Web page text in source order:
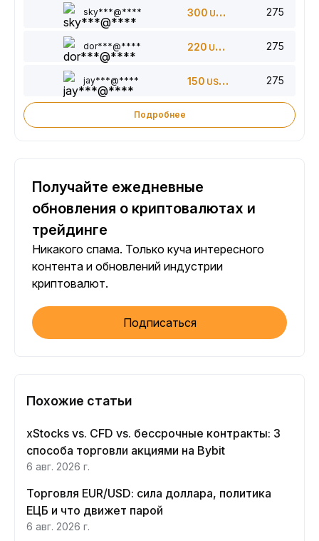
sky***@**** 300 USDT 275
dor***@**** 220 USDT 275
jay***@**** 150 USDT 275
Подробнее
Получайте ежедневные
обновления о криптовалютах и
трейдинге
Никакого спама. Только куча интересного
контента и обновлений индустрии
криптовалют.
Подписаться
Похожие статьи
xStocks vs. CFD vs. бессрочные контракты: 3
способа торговли акциями на Bybit
6 авг. 2026 г.
Торговля EUR/USD: сила доллара, политика
ЕЦБ и что движет парой
6 авг. 2026 г.